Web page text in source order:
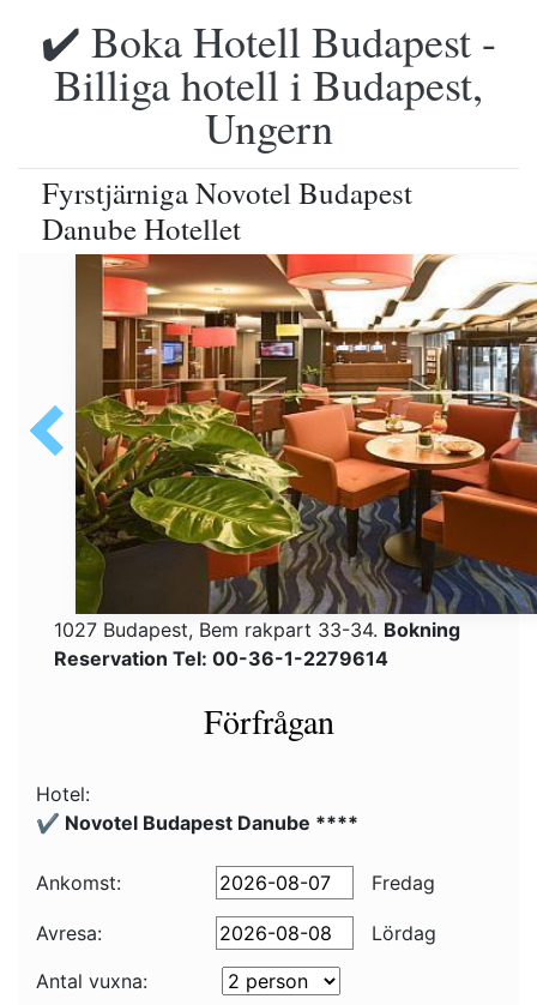
✔️ Boka Hotell Budapest -
Billiga hotell i Budapest,
Ungern
Fyrstjärniga Novotel Budapest
Danube Hotellet
1027 Budapest, Bem rakpart 33-34. Bokning
Reservation Tel: 00-36-1-2279614
Förfrågan
Hotel:
✔️ Novotel Budapest Danube ****
Ankomst: Fredag
Avresa:
Lördag
Antal vuxna: